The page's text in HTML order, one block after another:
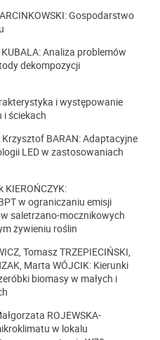
Gospodarstwo
Analiza problemów
dekompozycji
i występowanie
ściekach
Krzysztof BARAN: Adaptacyjne
LED w zastosowaniach
KIEROŃCZYK:
w ograniczaniu emisji
saletrzano-mocznikowych
żywieniu roślin
Tomasz TRZEPIECIŃSKI,
Marta WÓJCIK: Kierunki
biomasy w małych i
ROJEWSKA-
w lokalu